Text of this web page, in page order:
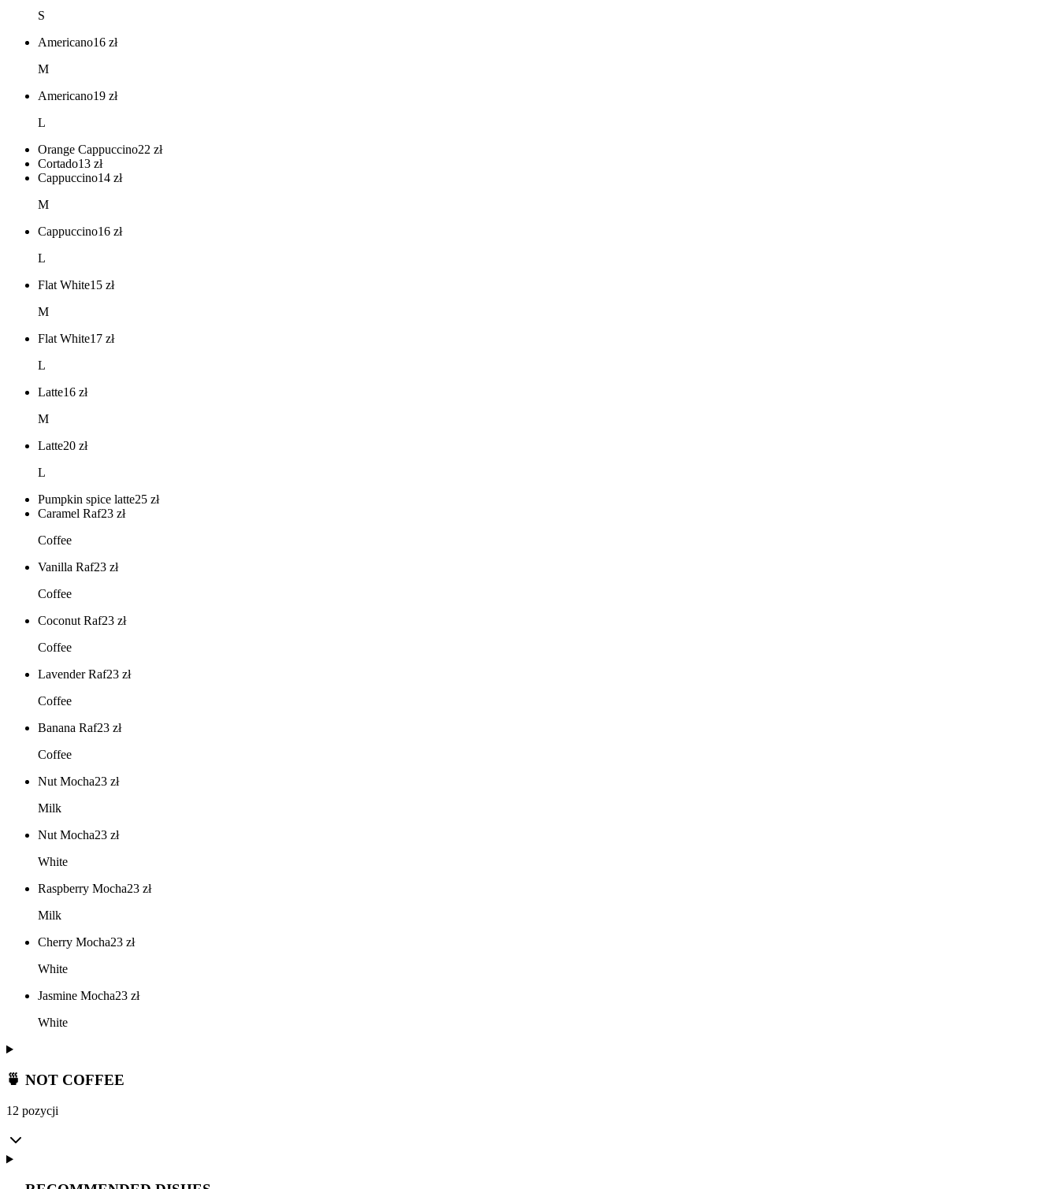
S
Americano16 zł
M
Americano19 zł
L
Orange Cappuccino22 zł
Cortado13 zł
Cappuccino14 zł
M
Cappuccino16 zł
L
Flat White15 zł
M
Flat White17 zł
L
Latte16 zł
M
Latte20 zł
L
Pumpkin spice latte25 zł
Caramel Raf23 zł
Coffee
Vanilla Raf23 zł
Coffee
Coconut Raf23 zł
Coffee
Lavender Raf23 zł
Coffee
Banana Raf23 zł
Coffee
Nut Mocha23 zł
Milk
Nut Mocha23 zł
White
Raspberry Mocha23 zł
Milk
Cherry Mocha23 zł
White
Jasmine Mocha23 zł
White
🍵 NOT COFFEE
12 pozycji